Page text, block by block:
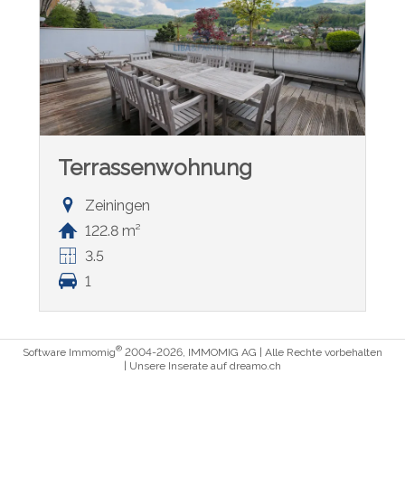
Terrassenwohnung
Zeiningen
122.8 m²
3.5
1
Software Immomig® 2004-2026, IMMOMIG AG | Alle Rechte vorbehalten
| Unsere Inserate auf dreamo.ch